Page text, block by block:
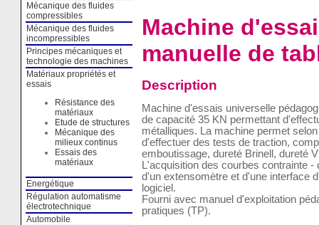
Mécanique des fluides
compressibles
Mécanique des fluides
incompressibles
Principes mécaniques et
technologie des machines
Matériaux propriétés et
essais
Résistance des
matériaux
Etude de structures
Mécanique des
milieux continus
Essais des
matériaux
Energétique
Régulation automatisme
électrotechnique
Automobile
Machine
manuelle de
Description
Machine d'essais universelle
de capacité 35 KN permettant
métalliques. La machine permet
d'effectuer des tests de traction,
emboutissage, dureté Brinell, dureté
L'acquisition des courbes contrainte
d'un extensomètre et d'une interface
logiciel.
Fourni avec manuel d'exploitation
pratiques (TP).